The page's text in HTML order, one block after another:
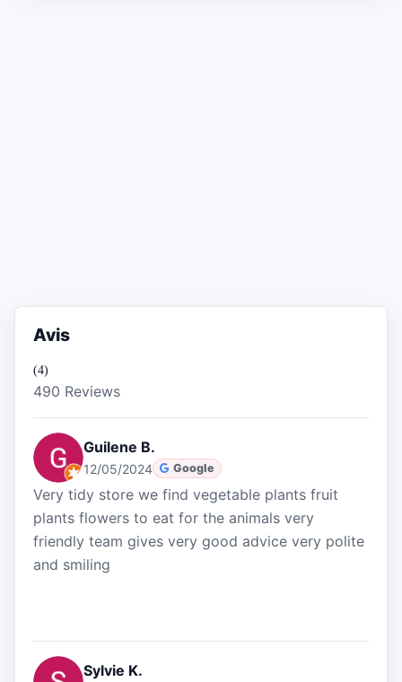
Avis
(4)
490 Reviews
Guilene B.
12/05/2024 Google
Very tidy store we find vegetable plants fruit
plants flowers to eat for the animals very
friendly team gives very good advice very polite
and smiling
Sylvie K.